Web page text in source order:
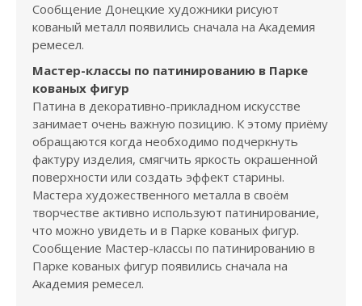
Сообщение Донецкие художники рисуют
кованый металл появились сначала на Академия
ремесел.
Мастер-классы по патинированию в Парке
кованых фигур
Патина в декоративно-прикладном искусстве
занимает очень важную позицию. К этому приёму
обращаются когда необходимо подчеркнуть
фактуру изделия, смягчить яркость окрашенной
поверхности или создать эффект старины.
Мастера художественного металла в своём
творчестве активно используют патинирование,
что можно увидеть и в Парке кованых фигур.
Сообщение Мастер-классы по патинированию в
Парке кованых фигур появились сначала на
Академия ремесел.